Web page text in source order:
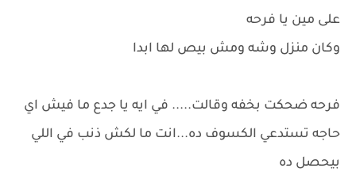
على مين يا فرحه
وكان منزل وشه ومش بيص لها ابدا
فرحه ضحكت بخفه وقالت..... في ايه يا جدع ما فيش اي
حاجه تستدعي الكسوف ده...انت ما لكش ذنب في اللي
بيحصل ده